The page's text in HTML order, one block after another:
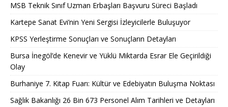
MSB Teknik Sınıf Uzman Erbaşları Başvuru Süreci Başladı
Kartepe Sanat Evi’nin Yeni Sergisi İzleyicilerle Buluşuyor
KPSS Yerleştirme Sonuçları ve Sonuçların Detayları
Bursa İnegöl’de Kenevir ve Yüklü Miktarda Esrar Ele Geçirildiği
Olay
Burhaniye 7. Kitap Fuarı: Kültür ve Edebiyatın Buluşma Noktası
Sağlık Bakanlığı 26 Bin 673 Personel Alım Tarihleri ve Detayları